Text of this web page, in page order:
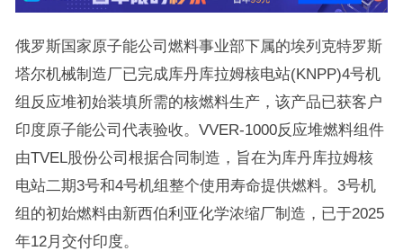
俄罗斯国家原子能公司燃料事业部下属的埃列克特罗斯
塔尔机械制造厂已完成库丹库拉姆核电站(KNPP)4号机
组反应堆初始装填所需的核燃料生产，该产品已获客户
印度原子能公司代表验收。VVER-1000反应堆燃料组件
由TVEL股份公司根据合同制造，旨在为库丹库拉姆核
电站二期3号和4号机组整个使用寿命提供燃料。3号机
组的初始燃料由新西伯利亚化学浓缩厂制造，已于2025
年12月交付印度。